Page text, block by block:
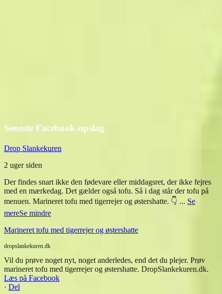
Seneste Facebook-opslag
Drop Slankekuren
2 uger siden
Der findes snart ikke den fødevare eller middagsret, der ikke fejres
med en mærkedag. Det gælder også tofu. Så i dag står der tofu på
menuen. Marineret tofu med tigerrejer og østershatte. 👇 ... Se
mereSe mindre
Marineret tofu med tigerrejer og østershatte
dropslankekuren.dk
Vil du prøve noget nyt, noget anderledes, end det du plejer. Prøv
marineret tofu med tigerrejer og østershatte. DropSlankekuren.dk.
Læs på Facebook
· Del